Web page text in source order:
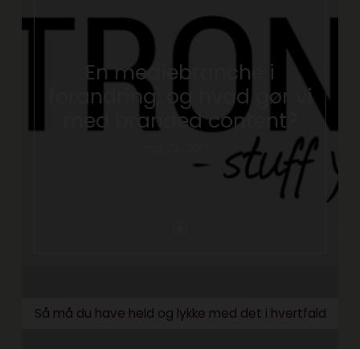
En mediebranche i
forandring, og hvad gør vi
med branded content?
Så må du have held og lykke med det i hvertfald